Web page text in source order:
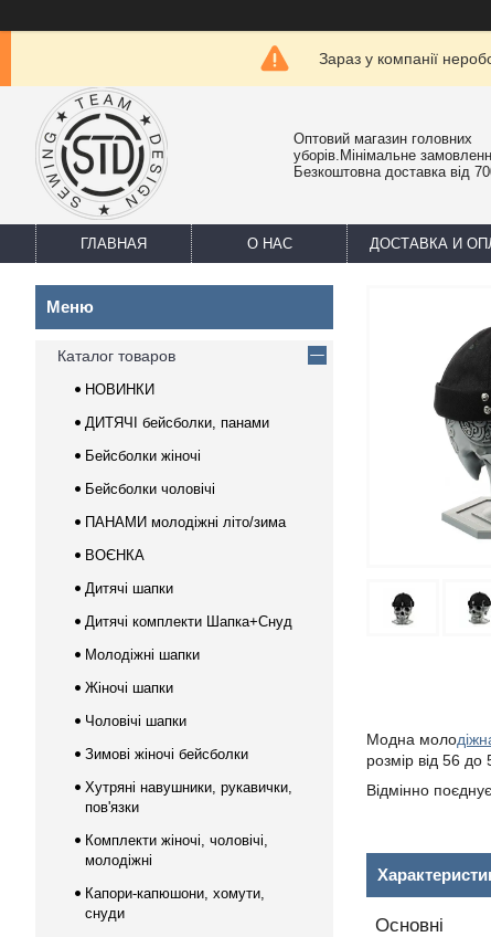
Зараз у компанії
Оптовий магазин головних
уборів.Мінімальне
Безкоштовна доставка від
ГЛАВНАЯ О НАС ДОСТАВКА И
Модна моло
розмір від 56 до
Відмінно
Основні
Каталог товаров
НОВИНКИ
ДИТЯЧІ бейсболки, панами
Бейсболки жіночі
Бейсболки чоловічі
ПАНАМИ молодіжні літо/зима
ВОЄНКА
Дитячі шапки
Дитячі комплекти Шапка+Снуд
Молодіжні шапки
Жіночі шапки
Чоловічі шапки
Зимові жіночі бейсболки
Хутряні навушники, рукавички,
пов'язки
Комплекти жіночі, чоловічі,
молодіжні
Капори-капюшони, хомути,
снуди